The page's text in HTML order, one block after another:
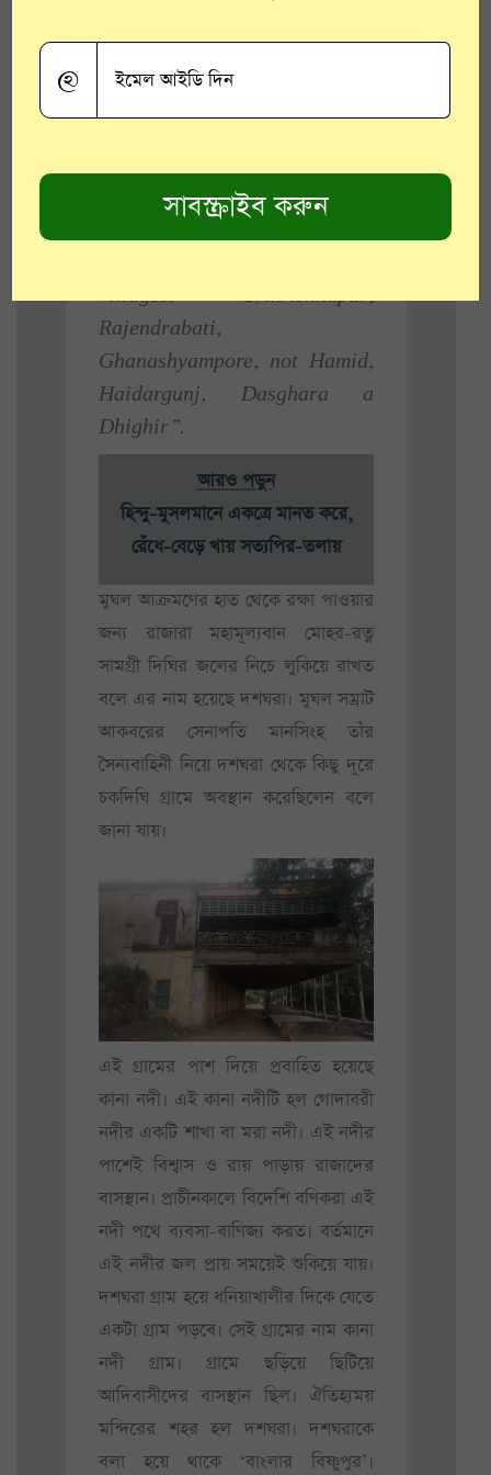
মৌজা থাকলেও সরকারি গ্রন্থে উল্লেখিত
mousa called Dasghara, the
villages. Srikrishnapur,
Rajendrabati,
Ghanashyampore, not Hamid,
Haidargunj, Dasghara a
Dhighir”.
আরও পড়ুন
হিন্দু-মুসলমানে একত্রে মানত করে,
রেঁধে-বেড়ে খায় সত্যপির-তলায়
মুঘল আক্রমণের হাত থেকে রক্ষা পাওয়ার
জন্য রাজারা মহামূল্যবান মোহর-রত্ন
সামগ্রী দিঘির জলের নিচে লুকিয়ে রাখত
বলে এর নাম হয়েছে দশঘরা। মুঘল সম্রাট
আকবরের সেনাপতি মানসিংহ তাঁর
সৈন্যবাহিনী নিয়ে দশঘরা থেকে কিছু দূরে
চকদিঘি গ্রামে অবস্থান করেছিলেন বলে
জানা যায়।
এই গ্রামের পাশ দিয়ে প্রবাহিত হয়েছে
কানা নদী। এই কানা নদীটি হল গোদাবরী
নদীর একটি শাখা বা মরা নদী। এই নদীর
পাশেই বিশ্বাস ও রায় পাড়ায় রাজাদের
বাসস্থান। প্রাচীনকালে বিদেশি বণিকরা এই
নদী পথে ব্যবসা-বাণিজ্য করত। বর্তমানে
এই নদীর জল প্রায় সময়েই শুকিয়ে যায়।
দশঘরা গ্রাম হয়ে ধনিয়াখালীর দিকে যেতে
একটা গ্রাম পড়বে। সেই গ্রামের নাম কানা
নদী গ্রাম। গ্রামে ছড়িয়ে ছিটিয়ে
আদিবাসীদের বাসস্থান ছিল। ঐতিহ্যময়
মন্দিরের শহর হল দশঘরা। দশঘরাকে
বলা হয়ে থাকে ‘বাংলার বিষ্ণুপুর’।
@